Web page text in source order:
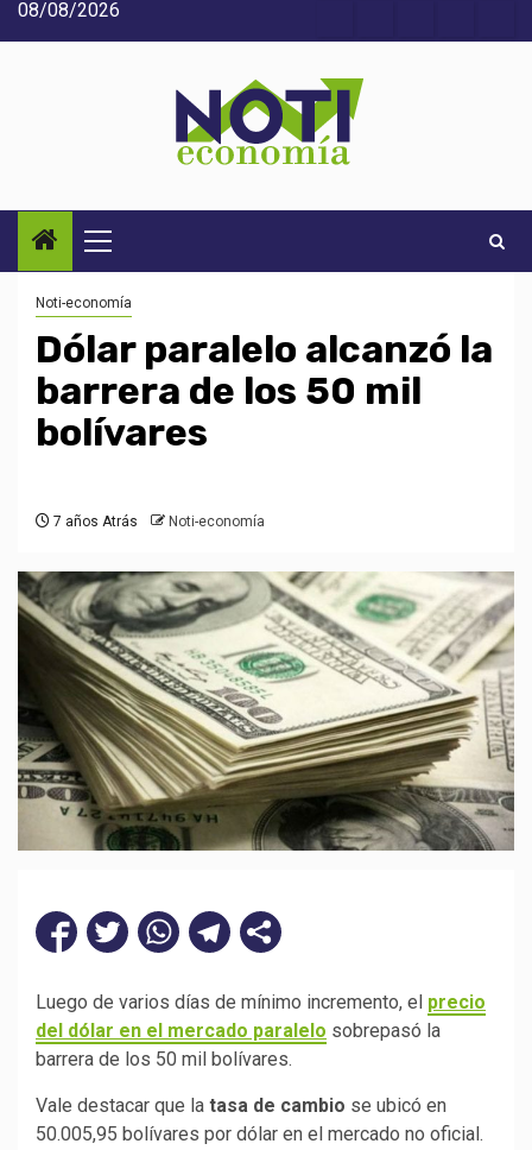
Saltar
al
08/08/2026
Noti-
economía
Menú
principal
Noti-economía
Dólar paralelo alcanzó la
barrera de los 50 mil
bolívares
7 años Atrás Noti-economía
Luego de varios días de mínimo incremento, el precio
del dólar en el mercado paralelo sobrepasó la
barrera de los 50 mil bolívares.
Vale destacar que la tasa de cambio se ubicó en
50.005,95 bolívares por dólar en el mercado no oficial.